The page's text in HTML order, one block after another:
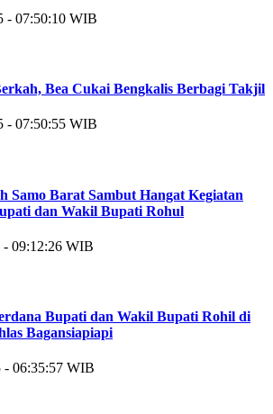
- 07:50:10 WIB
Bea Cukai Bengkalis Berbagi Takjil
- 07:50:55 WIB
Samo Barat Sambut Hangat Kegiatan
dan Wakil Bupati Rohul
- 09:12:26 WIB
Bupati dan Wakil Bupati Rohil di
Bagansiapiapi
- 06:35:57 WIB